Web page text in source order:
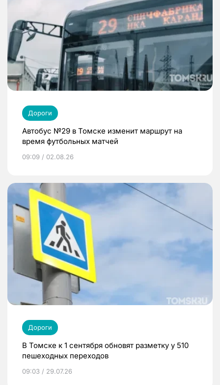
Дороги
Автобус №29 в Томске изменит маршрут на
время футбольных матчей
09:09 / 02.08.26
Дороги
В Томске к 1 сентября обновят разметку у 510
пешеходных переходов
09:03 / 29.07.26